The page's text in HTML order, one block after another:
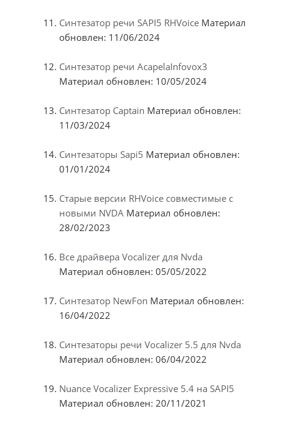
Синтезатор речи SAPI5 RHVoice Материал
обновлен: 11/06/2024
Синтезатор речи AcapelaInfovox3
Материал обновлен: 10/05/2024
Синтезатор Captain Материал обновлен:
11/03/2024
Синтезаторы Sapi5 Материал обновлен:
01/01/2024
Старые версии RHVoice совместимые с
новыми NVDA Материал обновлен:
28/02/2023
Все драйвера Vocalizer для Nvda
Материал обновлен: 05/05/2022
Синтезатор NewFon Материал обновлен:
16/04/2022
Синтезаторы речи Vocalizer 5.5 для Nvda
Материал обновлен: 06/04/2022
Nuance Vocalizer Expressive 5.4 на SAPI5
Материал обновлен: 20/11/2021